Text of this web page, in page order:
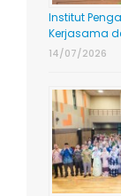
Institut
Kerjasama
14/07/2026